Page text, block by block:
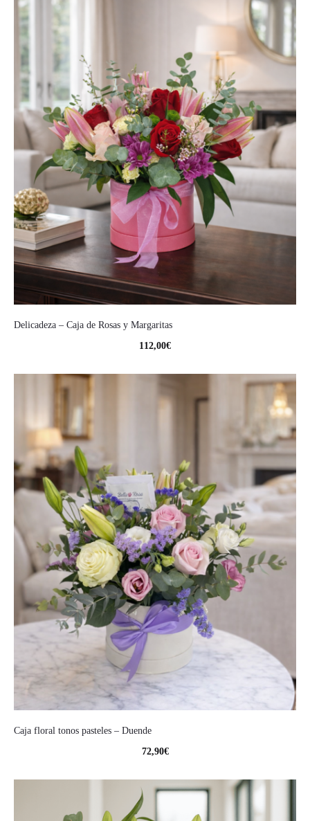
Delicadeza – Caja de Rosas y Margaritas
112,00€
Caja floral tonos pasteles – Duende
72,90€